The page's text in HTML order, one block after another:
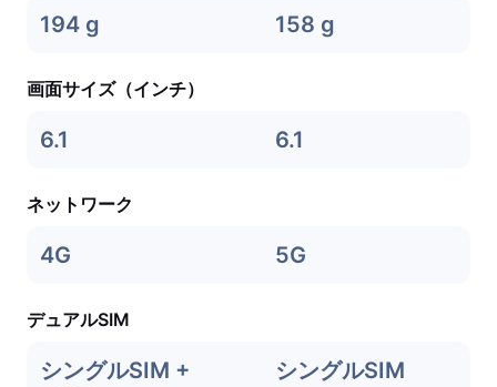
194 g 158 g
画面サイズ（インチ）
6.1 6.1
ネットワーク
4G 5G
デュアルSIM
シングルSIM +
シングルSIM